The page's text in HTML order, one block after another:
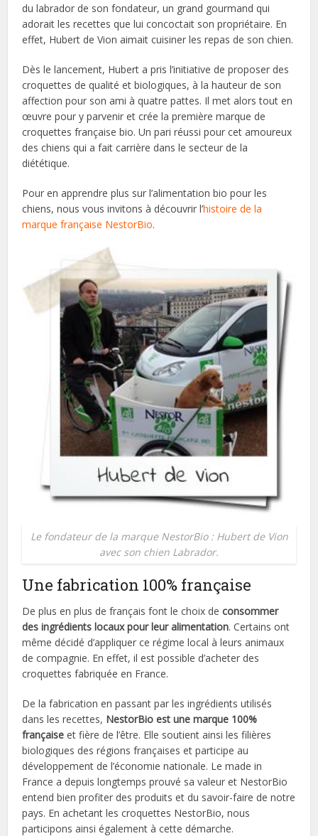
du labrador de son fondateur, un grand gourmand qui
adorait les recettes que lui concoctait son propriétaire. En
effet, Hubert de Vion aimait cuisiner les repas de son chien.
Dès le lancement, Hubert a pris l’initiative de proposer des
croquettes de qualité et biologiques, à la hauteur de son
affection pour son ami à quatre pattes. Il met alors tout en
œuvre pour y parvenir et crée la première marque de
croquettes française bio. Un pari réussi pour cet amoureux
des chiens qui a fait carrière dans le secteur de la
diététique.
Pour en apprendre plus sur l’alimentation bio pour les
chiens, nous vous invitons à découvrir l’histoire de la
marque française NestorBio.
Le fondateur de la marque NestorBio : Hubert de Vion
avec son chien Labrador.
Une fabrication 100% française
De plus en plus de français font le choix deconsommer
des ingrédients locaux pour leur alimentation. Certains ont
même décidé d’appliquer ce régime local à leurs animaux
de compagnie. En effet, il est possible d’acheter des
croquettes fabriquée en France.
De la fabrication en passant par les ingrédients utilisés
dans les recettes, NestorBio est une marque 100%
française et fière de l’être. Elle soutient ainsi les filières
biologiques des régions françaises et participe au
développement de l’économie nationale. Le made in
France a depuis longtemps prouvé sa valeur et NestorBio
entend bien profiter des produits et du savoir-faire de notre
pays. En achetant les croquettes NestorBio, nous
participons ainsi également à cette démarche.